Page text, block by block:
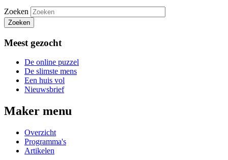
Zoeken
Zoeken
Meest gezocht
De online puzzel
De slimste mens
Een huis vol
Nieuwsbrief
Maker menu
Overzicht
Programma's
Artikelen